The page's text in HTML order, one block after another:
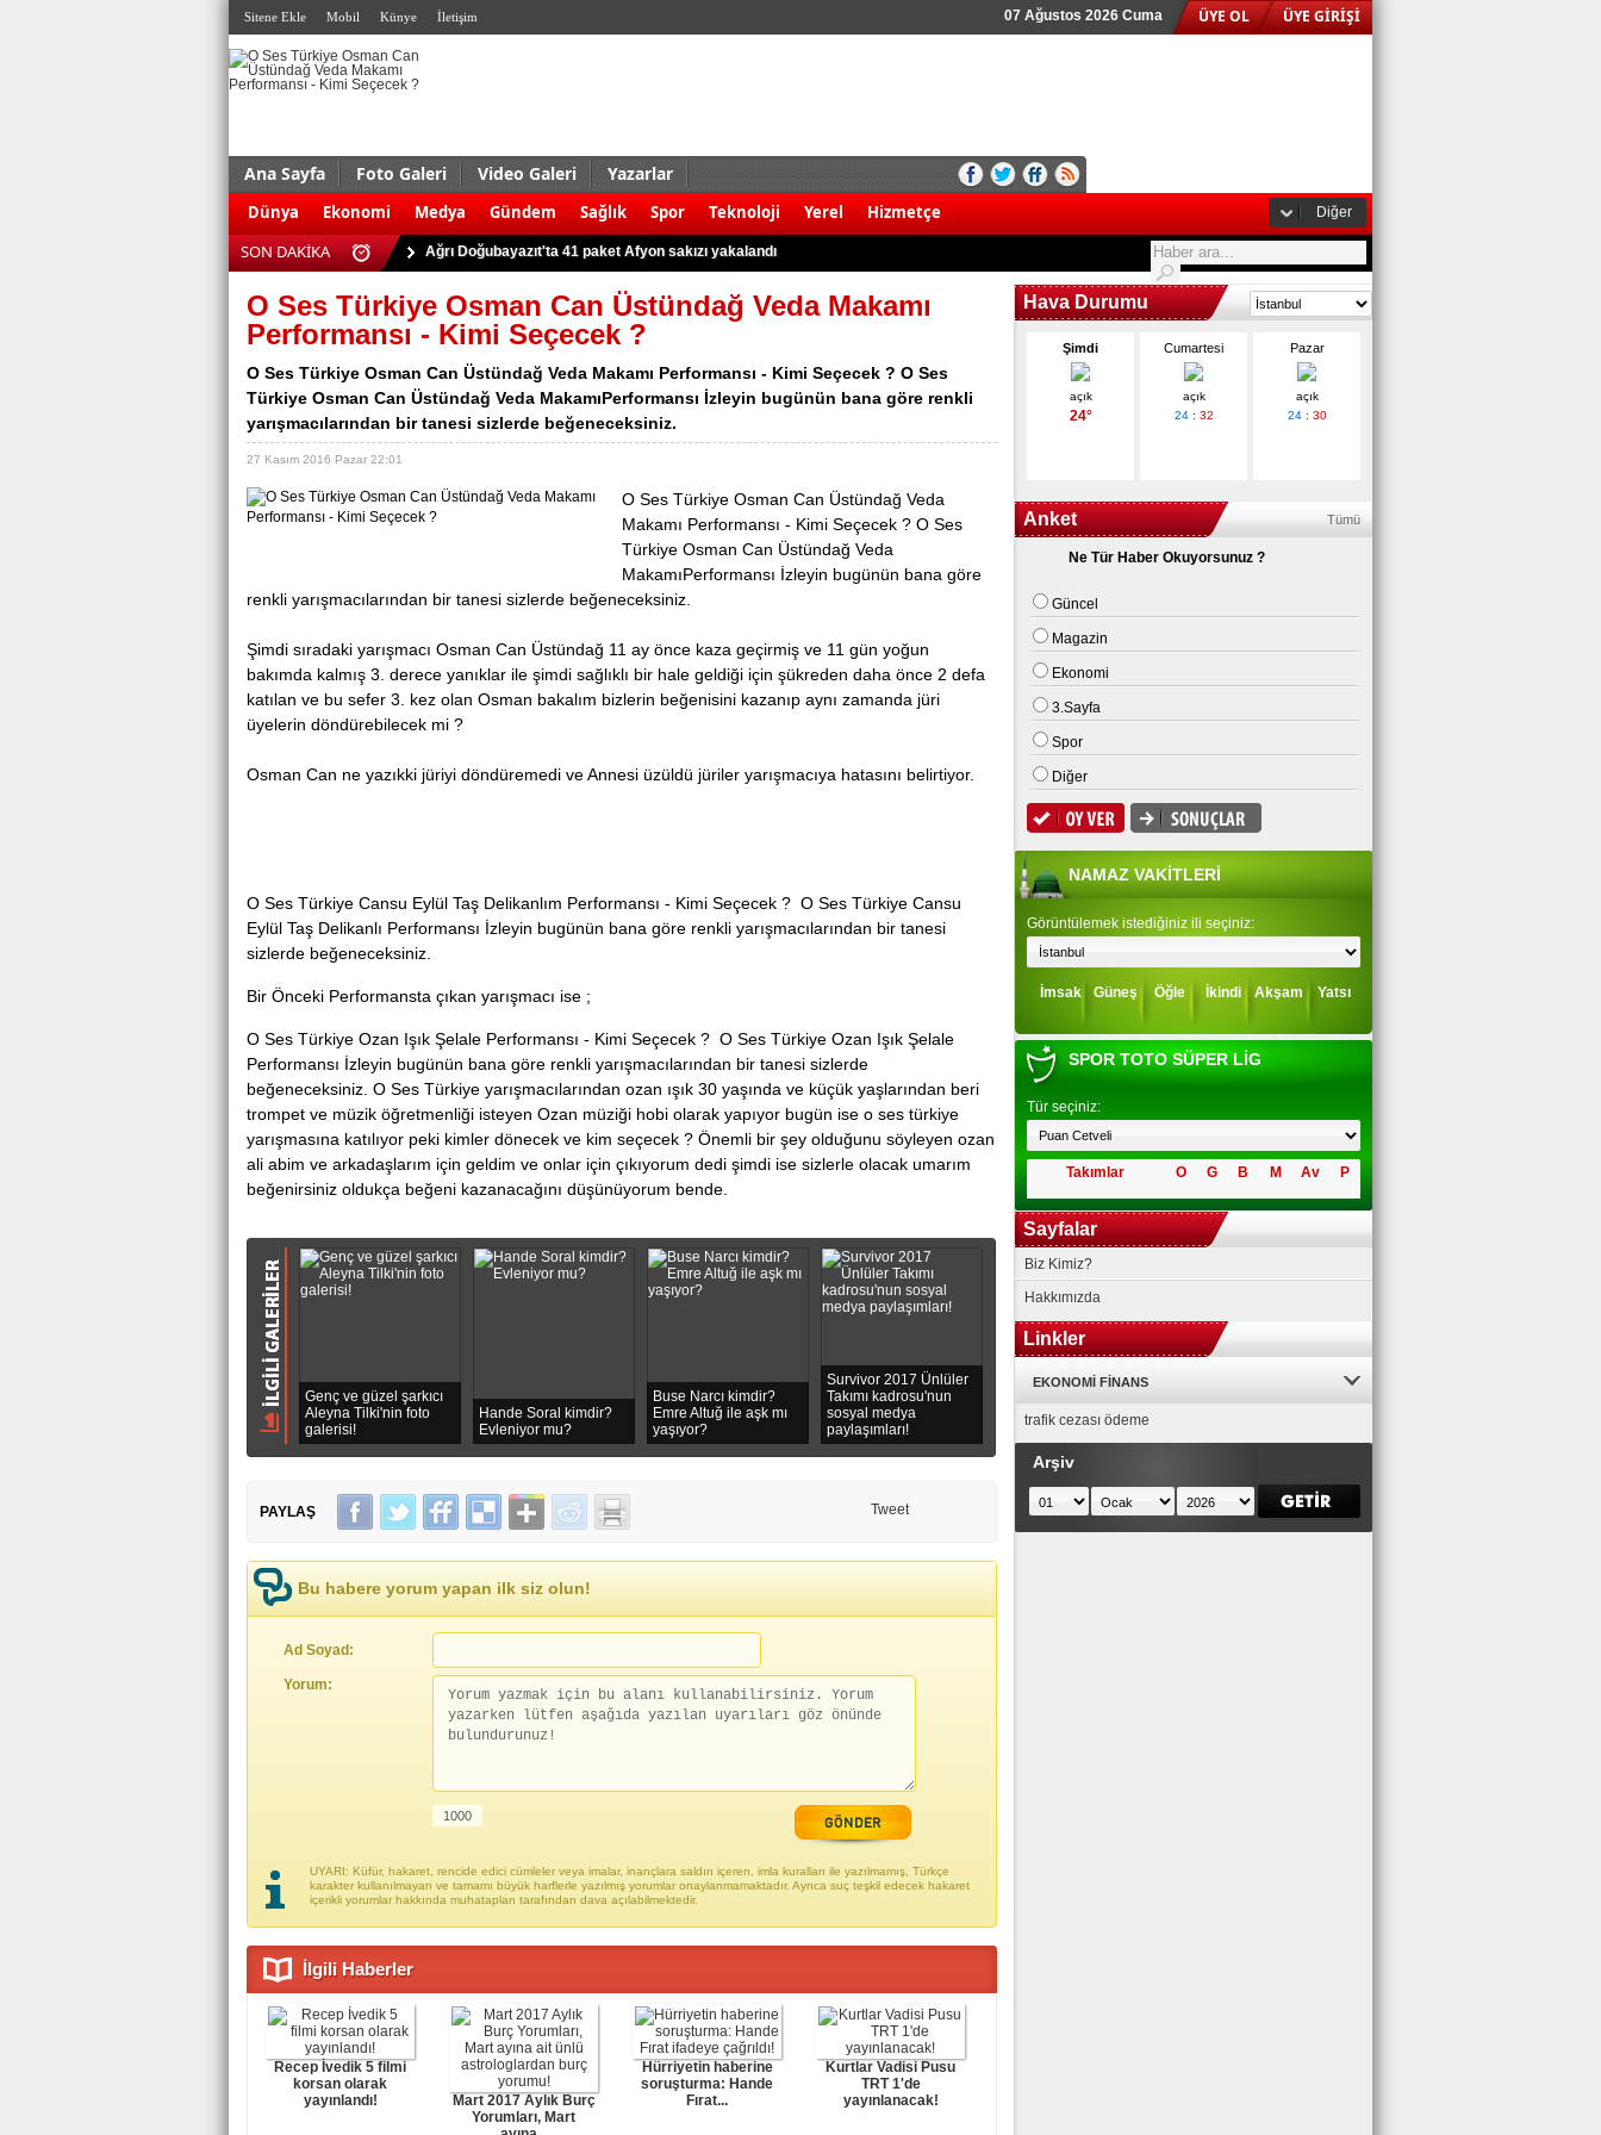
ÜYE OL ÜYE GİRİŞİ
07 Ağustos 2026 Cuma
Sitene Ekle Mobil Künye İletişim
Ana Sayfa Foto Galeri Video Galeri Yazarlar
Dünya Ekonomi Medya Gündem Sağlık Spor Teknoloji Yerel Hizmetçe Diğer
SON DAKİKA
ABD'de silahlı saldırı şoku! 8 ölü
Antalya Serik'te kamyonet ile motosiklet çarpıştı: 2 ölü
Ağrı Doğubayazıt'ta 41 paket Afyon sakızı yakalandı
Kudüs’te çatışma: 3 Filistinli öldü
Eskişehir’de 927 kök Hint keneviri ele geçirildi
Bursa’da uyuşturudan 8 gözaltına alındı
Trabzon’da trafik kazası: 2 yaralı
Dolgu enjeksiyonunun kullanım alanları nerelerdir?
ABD'de silahlı saldırı şoku! 8 ölü
Antalya Serik'te kamyonet ile motosiklet çarpıştı: 2 ölü
O Ses Türkiye Osman Can Üstündağ Veda Makamı
Performansı - Kimi Seçecek ?
O Ses Türkiye Osman Can Üstündağ Veda Makamı Performansı - Kimi Seçecek ? O Ses
Türkiye Osman Can Üstündağ Veda MakamıPerformansı İzleyin bugünün bana göre renkli
yarışmacılarından bir tanesi sizlerde beğeneceksiniz.
27 Kasım 2016 Pazar 22:01
O Ses Türkiye Osman Can Üstündağ Veda
Makamı Performansı - Kimi Seçecek ? O Ses
Türkiye Osman Can Üstündağ Veda
MakamıPerformansı İzleyin bugünün bana göre
renkli yarışmacılarından bir tanesi sizlerde beğeneceksiniz.
Şimdi sıradaki yarışmacı Osman Can Üstündağ 11 ay önce kaza geçirmiş ve 11 gün yoğun
bakımda kalmış 3. derece yanıklar ile şimdi sağlıklı bir hale geldiği için şükreden daha önce 2 defa
katılan ve bu sefer 3. kez olan Osman bakalım bizlerin beğenisini kazanıp aynı zamanda jüri
üyelerin döndürebilecek mi ?
Osman Can ne yazıkki jüriyi döndüremedi ve Annesi üzüldü jüriler yarışmacıya hatasını belirtiyor.
O Ses Türkiye Cansu Eylül Taş Delikanlım Performansı - Kimi Seçecek ? O Ses Türkiye Cansu
Eylül Taş Delikanlı Performansı İzleyin bugünün bana göre renkli yarışmacılarından bir tanesi
sizlerde beğeneceksiniz.
Bir Önceki Performansta çıkan yarışmacı ise ;
O Ses Türkiye Ozan Işık Şelale Performansı - Kimi Seçecek ? O Ses Türkiye Ozan Işık Şelale
Performansı İzleyin bugünün bana göre renkli yarışmacılarından bir tanesi sizlerde
beğeneceksiniz. O Ses Türkiye yarışmacılarından ozan ışık 30 yaşında ve küçük yaşlarından beri
trompet ve müzik öğretmenliği isteyen Ozan müziği hobi olarak yapıyor bugün ise o ses türkiye
yarışmasına katılıyor peki kimler dönecek ve kim seçecek ? Önemli bir şey olduğunu söyleyen ozan
ali abim ve arkadaşlarım için geldim ve onlar için çıkıyorum dedi şimdi ise sizlerle olacak umarım
beğenirsiniz oldukça beğeni kazanacağını düşünüyorum bende.
Genç ve güzel şarkıcı
Aleyna Tilki'nin foto
galerisi!
Hande Soral kimdir?
Evleniyor mu?
Buse Narcı kimdir?
Emre Altuğ ile aşk mı
yaşıyor?
Survivor 2017 Ünlüler
Takımı kadrosu'nun
sosyal medya
paylaşımları!
PAYLAŞ Tweet
Bu habere yorum yapan ilk siz olun!
Ad Soyad:
Yorum:
UYARI: Küfür, hakaret, rencide edici cümleler veya imalar, inançlara saldırı içeren, imla kuralları ile yazılmamış, Türkçe
karakter kullanılmayan ve tamamı büyük harflerle yazılmış yorumlar onaylanmamaktadır. Ayrıca suç teşkil edecek hakaret
içerikli yorumlar hakkında muhatapları tarafından dava açılabilmektedir.
İlgili Haberler
Recep İvedik 5 filmi
korsan olarak
yayınlandı!
Mart 2017 Aylık Burç
Yorumları, Mart
Hürriyetin haberine
soruşturma: Hande
Fırat...
Kurtlar Vadisi Pusu
TRT 1'de
yayınlanacak!
Hava Durumu
Şimdi
açık
24°
Cumartesi
açık
24: 32
Pazar
açık
24: 30
Tümü
Anket
Ne Tür Haber Okuyorsunuz ?
Güncel
Magazin
Ekonomi
3.Sayfa
Spor
Diğer
NAMAZ VAKİTLERİ
Görüntülemek istediğiniz ili seçiniz:
İmsak Güneş Öğle İkindi Akşam Yatsı
SPOR TOTO SÜPER LİG
Tür seçiniz:
Takımlar O G B M Av P
Sayfalar
Biz Kimiz?
Hakkımızda
Linkler
EKONOMI FINANS
trafik cezası ödeme
Arşiv